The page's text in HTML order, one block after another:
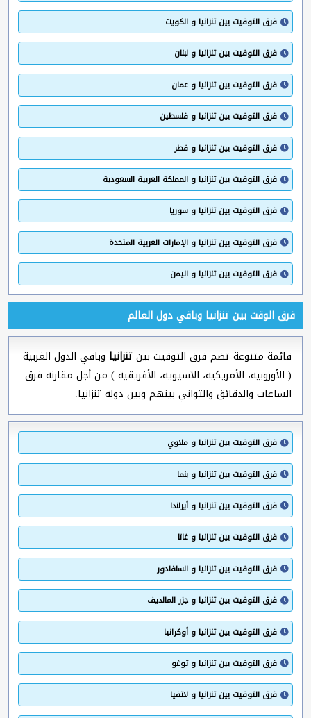
فرق التوقيت بين تنزانيا و الكويت
فرق التوقيت بين تنزانيا و لبنان
فرق التوقيت بين تنزانيا و عمان
فرق التوقيت بين تنزانيا و فلسطين
فرق التوقيت بين تنزانيا و قطر
فرق التوقيت بين تنزانيا و المملكة العربية السعودية
فرق التوقيت بين تنزانيا و سوريا
فرق التوقيت بين تنزانيا و الإمارات العربية المتحدة
فرق التوقيت بين تنزانيا و اليمن
فرق الوقت بين تنزانيا وباقي دول العالم
قائمة متنوعة تضم فرق التوقيت بينتنزانيا وباقي الدول الغربية
( الأوروبية، الأمريكية، الآسيوية، الأفريقية ) من أجل مقارنة فرق
الساعات والدقائق والثواني بينهم وبين دولة تنزانيا.
فرق التوقيت بين تنزانيا و ملاوي
فرق التوقيت بين تنزانيا و بنما
فرق التوقيت بين تنزانيا و أيرلندا
فرق التوقيت بين تنزانيا و غانا
فرق التوقيت بين تنزانيا و السلفادور
فرق التوقيت بين تنزانيا و جزر المالديف
فرق التوقيت بين تنزانيا و أوكرانيا
فرق التوقيت بين تنزانيا و توغو
فرق التوقيت بين تنزانيا و لاتفيا